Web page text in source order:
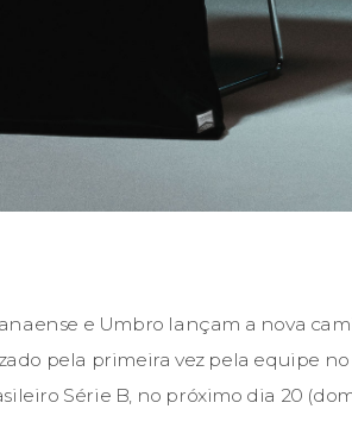
e Umbro lançam a nova
pela primeira vez pela equipe
Série B, no próximo dia 20